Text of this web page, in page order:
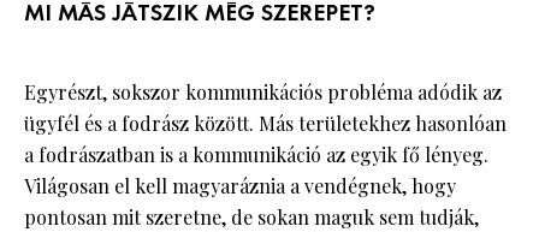
MI MÁS JÁTSZIK MÉG SZEREPET?
Egyrészt, sokszor kommunikációs probléma adódik az
ügyfél és a fodrász között. Más területekhez hasonlóan
a fodrászatban is a kommunikáció az egyik fő lényeg.
Világosan el kell magyaráznia a vendégnek, hogy
pontosan mit szeretne, de sokan maguk sem tudják,